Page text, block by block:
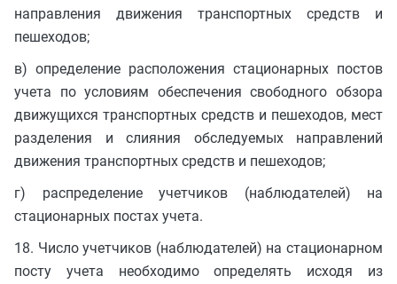
направления движения транспортных средств и
пешеходов;
в) определение расположения стационарных постов
учета по условиям обеспечения свободного обзора
движущихся транспортных средств и пешеходов, мест
разделения и слияния обследуемых направлений
движения транспортных средств и пешеходов;
г) распределение учетчиков (наблюдателей) на
стационарных постах учета.
18. Число учетчиков (наблюдателей) на стационарном
посту учета необходимо определять исходя из